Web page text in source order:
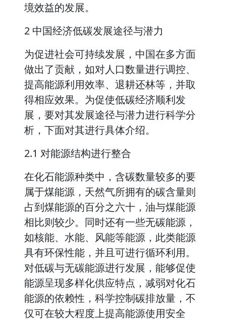
境效益的发展。
2 中国经济低碳发展途径与潜力
为促进社会可持续发展，中国在多方面
做出了贡献，如对人口数量进行调控、
提高能源利用效率、退耕还林等，并取
得相应效果。为促使低碳经济顺利发
展，要对其发展途径与潜力进行科学分
析，下面对其进行具体介绍。
2.1 对能源结构进行整合
在化石能源种类中，含碳数量较多的要
属于煤能源，天然气所拥有的碳含量则
占到煤能源的百分之六十，油与煤能源
相比则较少。同时还有一些无碳能源，
如核能、水能、风能等能源，此类能源
具有环保性能，并且可进行循环利用。
对低碳与无碳能源进行发展，能够促使
能源呈现多样化供应特点，减弱对化石
能源的依赖性，科学控制碳排放量，不
仅可在较大程度上提高能源使用安全